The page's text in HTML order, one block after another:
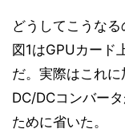
どうしてこうなる
図1はGPUカード
だ。実際はこれ
DC/DCコンバー
ために省いた。